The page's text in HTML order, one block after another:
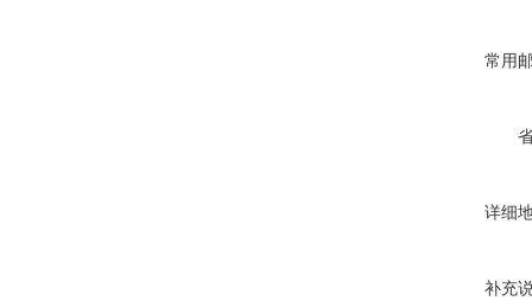
常用
详细
补充